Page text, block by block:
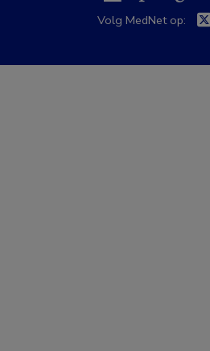
Volg MedNet op: